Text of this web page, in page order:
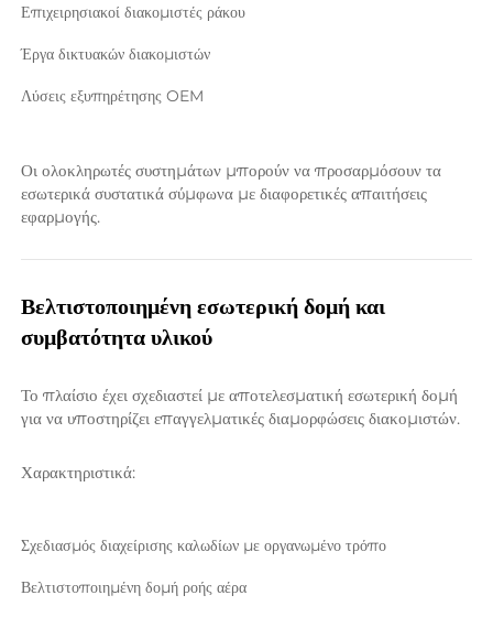
Επιχειρησιακοί διακομιστές ράκου
Έργα δικτυακών διακομιστών
Λύσεις εξυπηρέτησης OEM
Οι ολοκληρωτές συστημάτων μπορούν να προσαρμόσουν τα
εσωτερικά συστατικά σύμφωνα με διαφορετικές απαιτήσεις
εφαρμογής.
Βελτιστοποιημένη εσωτερική δομή και
συμβατότητα υλικού
Το πλαίσιο έχει σχεδιαστεί με αποτελεσματική εσωτερική δομή
για να υποστηρίζει επαγγελματικές διαμορφώσεις διακομιστών.
Χαρακτηριστικά:
Σχεδιασμός διαχείρισης καλωδίων με οργανωμένο τρόπο
Βελτιστοποιημένη δομή ροής αέρα